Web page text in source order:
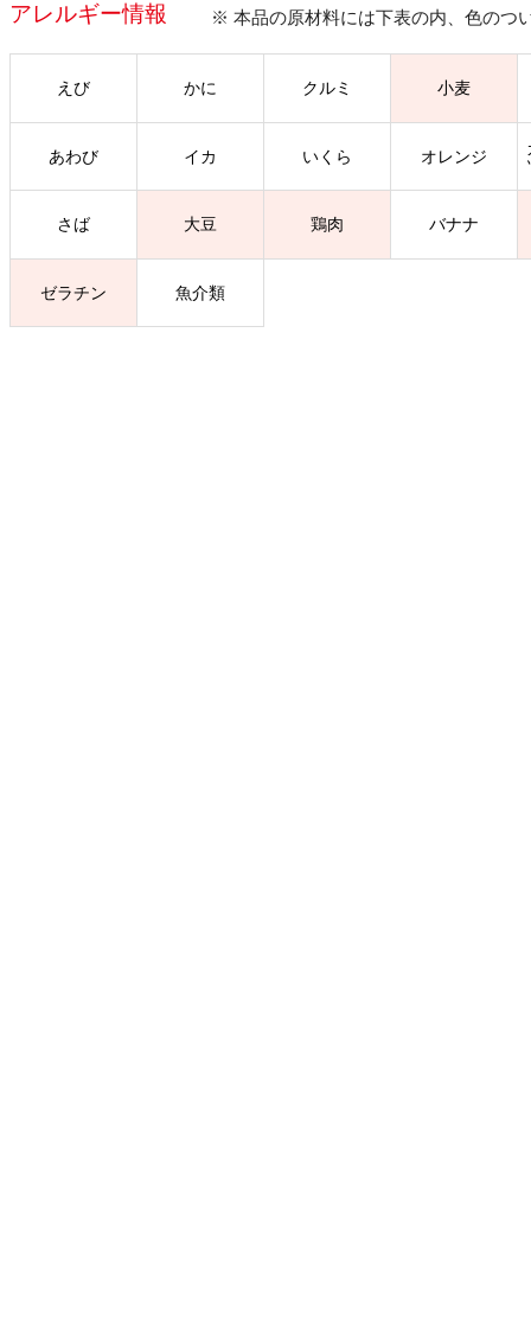
アレルギー情報 ※ 本品の原材料には下表の内、色のつ
えび かに クルミ 小麦
あわび イカ いくら オレンジ
さば 大豆 鶏肉 バナナ
ゼラチン 魚介類